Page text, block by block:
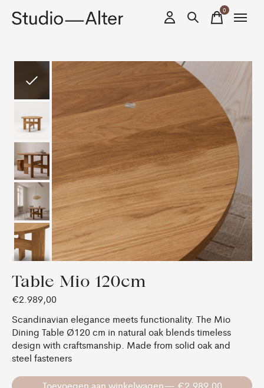
0items
Slideshow Items
Table Mio 120cm
€2.989,00
Scandinavian elegance meets functionality. The Mio
Dining Table Ø120 cm in natural oak blends timeless
design with craftsmanship. Made from solid oak and
steel fasteners